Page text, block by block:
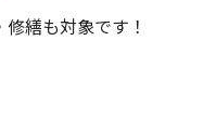
繕も対象です！